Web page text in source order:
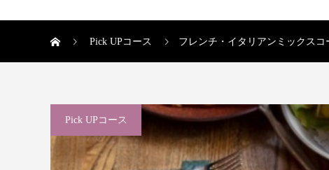
Pick UPコース フレンチ・イタリアンミックスコ
Pick UPコース